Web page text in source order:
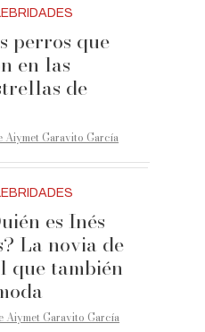
perros que
en las
de
Aiymet Garavito García
es Inés
La novia de
que también
Aiymet Garavito García